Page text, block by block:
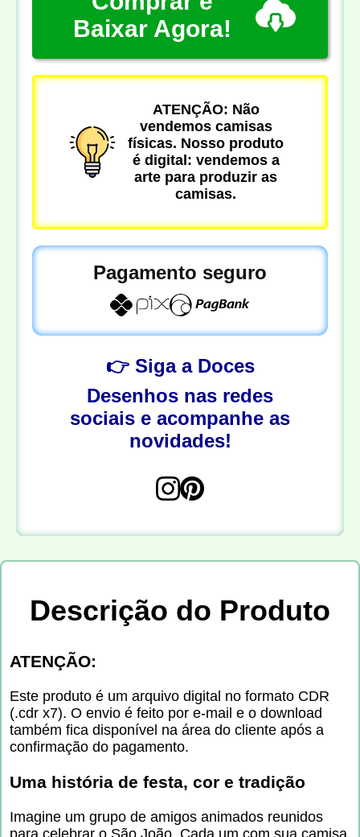
Baixar Agora!
ATENÇÃO: Não
vendemos camisas
físicas. Nosso produto
é digital: vendemos a
arte para produzir as
camisas.
Pagamento seguro
👉 Siga a Doces
Desenhos nas redes
sociais e acompanhe as
novidades!
Descrição do Produto
ATENÇÃO:
Este produto é um arquivo digital no formato CDR
(.cdr x7). O envio é feito por e-mail e o download
também fica disponível na área do cliente após a
confirmação do pagamento.
Uma história de festa, cor e tradição
Imagine um grupo de amigos animados reunidos
para celebrar o São João. Cada um com sua camisa